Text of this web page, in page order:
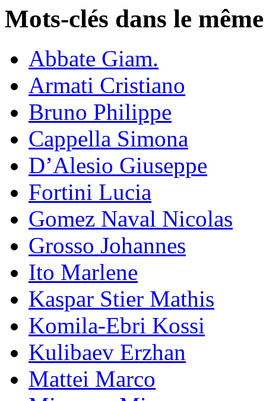
Mots-clés dans le
Abbate Giam.
Armati Cristiano
Bruno Philippe
Cappella Simona
D’Alesio Giuseppe
Fortini Lucia
Gomez Naval Nicolas
Grosso Johannes
Ito Marlene
Kaspar Stier Mathis
Komila-Ebri Kossi
Kulibaev Erzhan
Mattei Marco